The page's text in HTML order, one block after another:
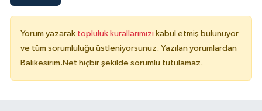
Yorum yazarak topluluk kurallarımızı kabul etmiş bulunuyor
ve tüm sorumluluğu üstleniyorsunuz. Yazılan yorumlardan
Balikesirim.Net hiçbir şekilde sorumlu tutulamaz.